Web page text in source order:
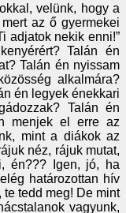
velünk, hogy a
az ő gyermekei
adjatok nekik enni!”
Talán én
Talán én nyissam
alkalmára?
én legyek énekkari
Talán én
menjek el erre az
mint a diákok az
néz, rájuk mutat,
én??? Igen, jó, ha
határozottan hív
te tedd meg! De mint
vagyunk,